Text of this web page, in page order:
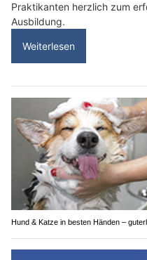
Praktikanten herzlich zum
Ausbildung.
Weiterlesen
Hund & Katze in besten Händen –